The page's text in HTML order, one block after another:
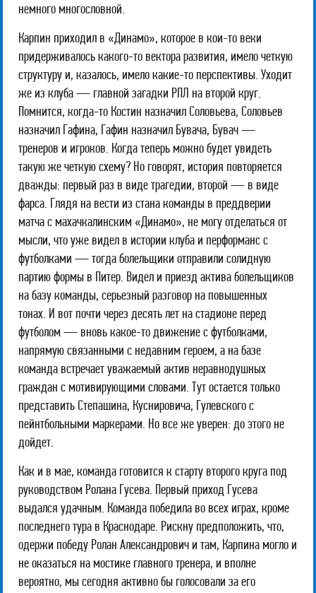
немного многословной.
Карпин приходил в «Динамо», которое в кои-то веки
придерживалось какого-то вектора развития, имело четкую
структуру и, казалось, имело какие-то перспективы. Уходит
же из клуба — главной загадки РПЛ на второй круг.
Помнится, когда-то Костин назначил Соловьева, Соловьев
назначил Гафина, Гафин назначил Бувача, Бувач —
тренеров и игроков. Когда теперь можно будет увидеть
такую же четкую схему? Но говорят, история повторяется
дважды: первый раз в виде трагедии, второй — в виде
фарса. Глядя на вести из стана команды в преддверии
матча с махачкалинским «Динамо», не могу отделаться от
мысли, что уже видел в истории клуба и перформанс с
футболками — тогда болельщики отправили солидную
партию формы в Питер. Видел и приезд актива болельщиков
на базу команды, серьезный разговор на повышенных
тонах. И вот почти через десять лет на стадионе перед
футболом — вновь какое-то движение с футболками,
напрямую связанными с недавним героем, а на базе
команда встречает уважаемый актив неравнодушных
граждан с мотивирующими словами. Тут остается только
представить Степашина, Куснировича, Гулевского с
пейнтбольными маркерами. Но все же уверен: до этого не
дойдет.
Как и в мае, команда готовится к старту второго круга под
руководством Ролана Гусева. Первый приход Гусева
выдался удачным. Команда победила во всех играх, кроме
последнего тура в Краснодаре. Рискну предположить, что,
одержи победу Ролан Александрович и там, Карпина могло и
не оказаться на мостике главного тренера, и вполне
вероятно, мы сегодня активно бы голосовали за его